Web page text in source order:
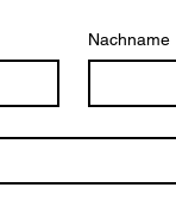
Nachname